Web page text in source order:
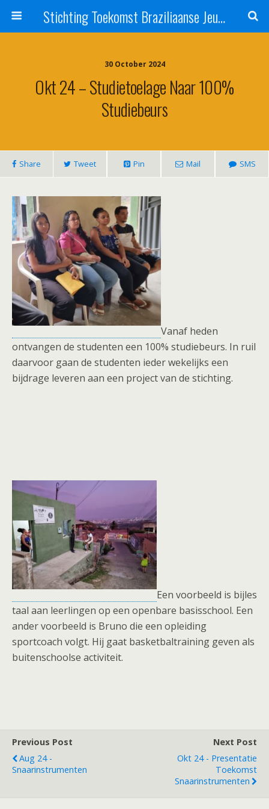
Stichting Toekomst Braziliaanse Jeugd
30 October 2024
Okt 24 – Studietoelage Naar 100%
Studiebeurs
Share Tweet Pin Mail SMS
Vanaf heden
ontvangen de studenten een 100% studiebeurs. In ruil
daarvoor gaan de studenten ieder wekelijks een
bijdrage leveren aan een project van de stichting.
Een voorbeeld is bijles
taal aan leerlingen op een openbare basisschool. Een
ander voorbeeld is Bruno die een opleiding
sportcoach volgt. Hij gaat basketbaltraining geven als
buitenschoolse activiteit.
Previous Post
Aug 24 -
Snaarinstrumenten
Next Post
Okt 24 - Presentatie
Toekomst
Snaarinstrumenten